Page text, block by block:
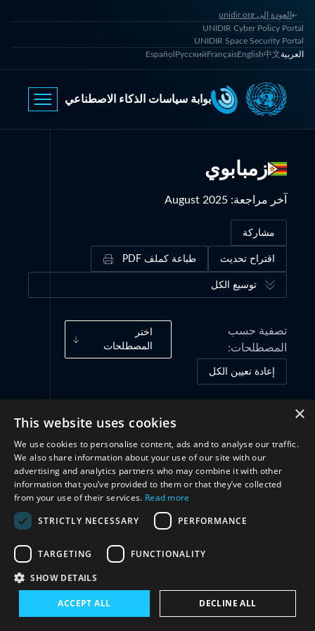
العودة إلى unidir.org
UNIDIR Cyber Policy Portal
UNIDIR Space Security Portal
العربية中文
English
Français
Русский
Español
بوابة سياسات الذكاء الاصطناعي
زمبابوي
آخر مراجعة:
August 2025
مشاركة
اقتراح تحديث طباعة كملف PDF
توسيع الكل
تصفية حسب
المصطلحات:
اختر
المصطلحات
إعادة تعيين الكل
الممارسات والمبادرات(1)
×
This website uses cookies
We use cookies to personalise content, ads and to analyse our traffic.
We also share information about your use of our site with our
advertising and analytics partners who may combine it with other
information that you’ve provided to them or that they’ve collected
from your use of their services. Read more
STRICTLY NECESSARY
PERFORMANCE
TARGETING FUNCTIONALITY
SHOW DETAILS
ACCEPT ALL DECLINE ALL